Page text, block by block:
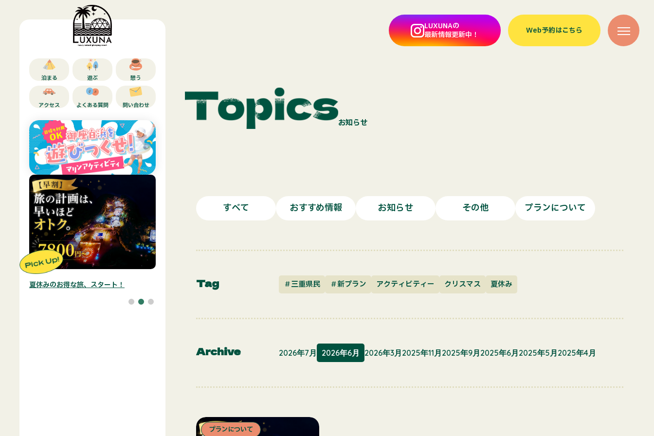
LUXUNAの
最新情報更新中！
Web予約はこちら
泊まる 遊ぶ 憩う
アクセス よくある質問 問い合わせ
夏休みのお得な旅、スタート！
お知らせ
すべて おすすめ情報 お知らせ その他 プランについて
Tag ＃三重県民 ＃新プラン アクティビティー クリスマス 夏休み
Archive 2026年7月 2026年6月 2026年3月 2025年11月 2025年9月 2025年6月 2025年5月 2025年4月
プランについて